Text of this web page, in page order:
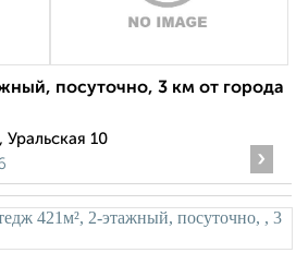
посуточно, 3 км от города
10
›